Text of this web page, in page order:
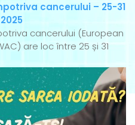
cancerului – 25-31
cancerului (European
are loc între 25 și 31